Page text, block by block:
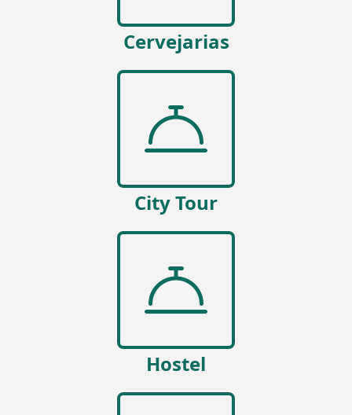
Cervejarias
City Tour
Hostel